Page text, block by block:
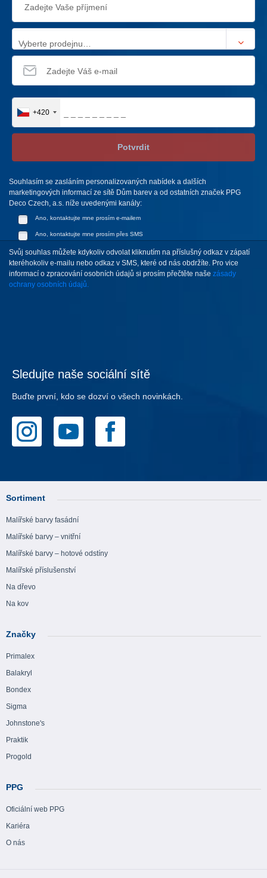
Vyberte prodejnu…
+420
Potvrdit
Souhlasím se zasláním personalizovaných nabídek a dalších
marketingových informací ze sítě Dům barev a od ostatních značek PPG
Deco Czech, a.s. níže uvedenými kanály:
Ano, kontaktujte mne prosím e-mailem
Ano, kontaktujte mne prosím přes SMS
Svůj souhlas můžete kdykoliv odvolat kliknutím na příslušný odkaz v zápatí
kteréhokoliv e-mailu nebo odkaz v SMS, které od nás obdržíte. Pro vice
informací o zpracování osobních údajů si prosím přečtěte naše zásady
ochrany osobních údajů.
Sledujte naše sociální sítě
Buďte první, kdo se dozví o všech novinkách.
Sortiment
Malířské barvy fasádní
Malířské barvy – vnitřní
Malířské barvy – hotové odstíny
Malířské příslušenství
Na dřevo
Na kov
Značky
Primalex
Balakryl
Bondex
Sigma
Johnstone's
Praktik
Progold
PPG
Oficiální web PPG
Kariéra
O nás